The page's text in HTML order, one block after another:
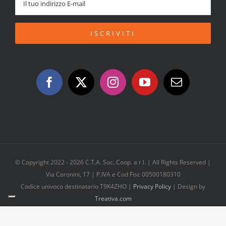
© Copyright 2022 -2026 C.T.A. Soc. Coop. a r.l. | All Rights Reserved |
Via Coronini, 17 | P.IVA e Cod Fisc 00500180310
Codice univoco destinatario T9K4ZHO | Privacy Policy | Design by
Treativa.com